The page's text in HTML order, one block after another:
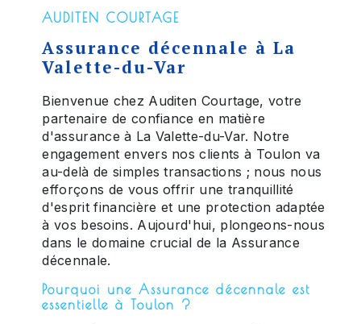
AUDITEN COURTAGE
Assurance décennale à La
Valette-du-Var
Bienvenue chez Auditen Courtage, votre
partenaire de confiance en matière
d'assurance à La Valette-du-Var. Notre
engagement envers nos clients à Toulon va
au-delà de simples transactions ; nous nous
efforçons de vous offrir une tranquillité
d'esprit financière et une protection adaptée
à vos besoins. Aujourd'hui, plongeons-nous
dans le domaine crucial de la Assurance
décennale.
Pourquoi une Assurance décennale est
essentielle à Toulon ?